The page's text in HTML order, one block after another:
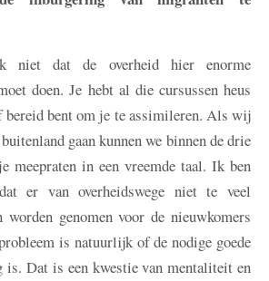
niet dat de overheid hier enorme
doen. Je hebt al die cursussen heus
bent om je te assimileren. Als wij
gaan kunnen we binnen de drie
meepraten in een vreemde taal. Ik ben
er van overheidswege niet te veel
worden genomen voor de nieuwkomers
is natuurlijk of de nodige goede
is. Dat is een kwestie van mentaliteit en